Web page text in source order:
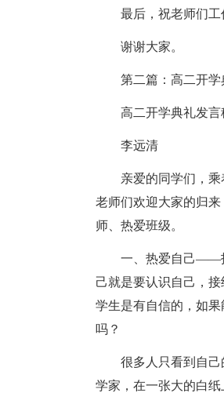
最后，祝老师们
谢谢大家。
第二篇：高二开
高二开学典礼发言
李远清
亲爱的同学们，
老师们欢迎大家的归
师、热爱班级。
一、热爱自己——
己就是要认识自己，
学生是有自信的，如
吗？
很多人只看到自
学家，在一张大的白